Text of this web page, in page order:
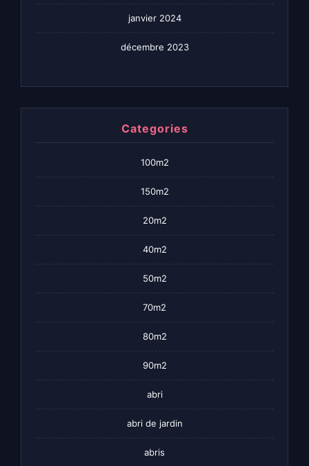
janvier 2024
décembre 2023
Categories
100m2
150m2
20m2
40m2
50m2
70m2
80m2
90m2
abri
abri de jardin
abris